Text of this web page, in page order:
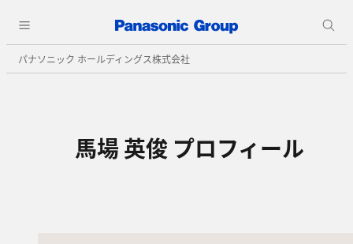
パナソニック ホールディングス株式会社
馬場 英俊 プロフィール